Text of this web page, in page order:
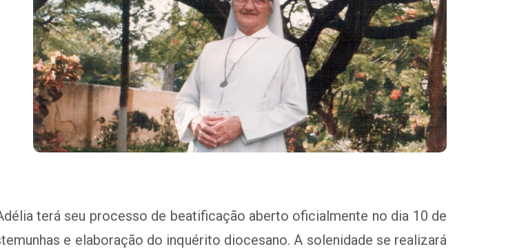
terá seu processo de beatificação aberto oficialmente no dia 10 de
e elaboração do inquérito diocesano. A solenidade se realizará